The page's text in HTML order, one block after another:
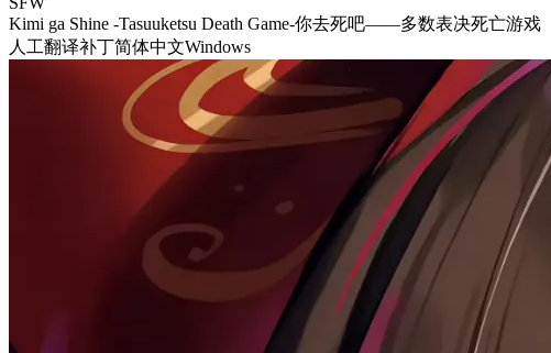
Kimi ga Shine -Tasuuketsu Death Game-你去死吧——多数表决死亡游戏
人工翻译补丁简体中文Windows